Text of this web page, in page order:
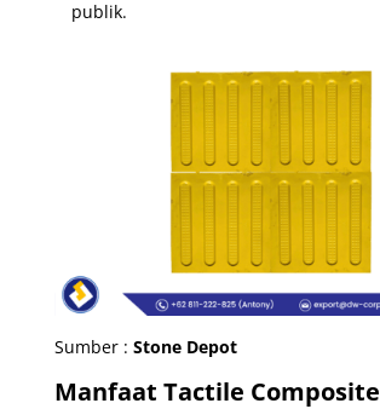
publik.
Sumber : Stone Depot
Manfaat Tactile Composite